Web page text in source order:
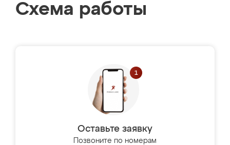
Схема работы
Оставьте заявку
Позвоните по номерам